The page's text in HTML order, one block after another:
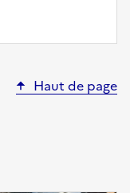
Haut de page